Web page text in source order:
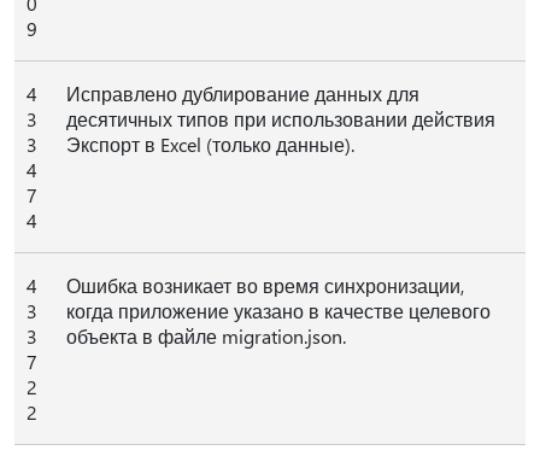
9
4
3
3
4
7
4
Исправлено дублирование данных для
десятичных типов при использовании действия
Экспорт в Excel (только данные).
4
3
3
7
2
2
Ошибка возникает во время синхронизации,
когда приложение указано в качестве целевого
объекта в файле migration.json.